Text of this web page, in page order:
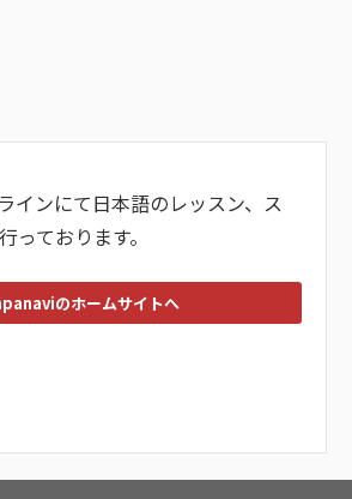
インにて日本語のレッスン、ス
っております。
のホームサイトへ